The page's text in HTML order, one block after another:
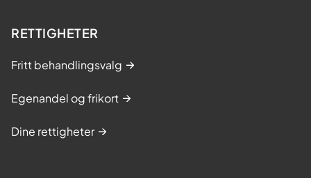
RETTIGHETER
Fritt behandlingsvalg
Egenandel og frikort
Dine rettigheter